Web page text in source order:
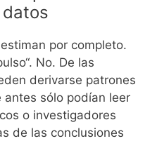
por completo.
No. De las
derivarse patrones
antes sólo podían leer
o investigadores
de las conclusiones